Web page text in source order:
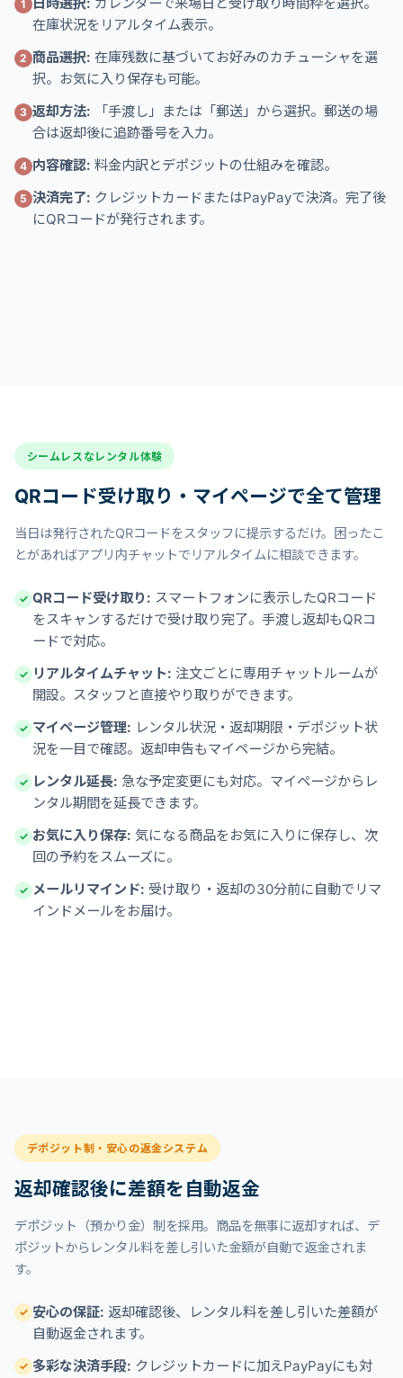
1
在庫状況をリアルタイム表示。
2 商品選択: 在庫残数に基づいてお好みのカチューシャを選
択。お気に入り保存も可能。
3 返却方法: 「手渡し」または「郵送」から選択。郵送の場
合は返却後に追跡番号を入力。
4 内容確認: 料金内訳とデポジットの仕組みを確認。
5 決済完了: クレジットカードまたはPayPayで決済。完了後
にQRコードが発行されます。
シームレスなレンタル体験
QRコード受け取り・マイページで全て管理
当日は発行されたQRコードをスタッフに提示するだけ。困ったこ
とがあればアプリ内チャットでリアルタイムに相談できます。
✓ QRコード受け取り: スマートフォンに表示したQRコード
をスキャンするだけで受け取り完了。手渡し返却もQRコ
ードで対応。
✓ リアルタイムチャット: 注文ごとに専用チャットルームが
開設。スタッフと直接やり取りができます。
✓ マイページ管理: レンタル状況・返却期限・デポジット状
況を一目で確認。返却申告もマイページから完結。
✓ レンタル延長: 急な予定変更にも対応。マイページからレ
ンタル期間を延長できます。
✓ お気に入り保存: 気になる商品をお気に入りに保存し、次
回の予約をスムーズに。
✓ メールリマインド: 受け取り・返却の30分前に自動でリマ
インドメールをお届け。
デポジット制・安心の返金システム
返却確認後に差額を自動返金
デポジット（預かり金）制を採用。商品を無事に返却すれば、デ
ポジットからレンタル料を差し引いた金額が自動で返金されま
す。
✓ 安心の保証: 返却確認後、レンタル料を差し引いた差額が
自動返金されます。
✓ 多彩な決済手段: クレジットカードに加えPayPayにも対